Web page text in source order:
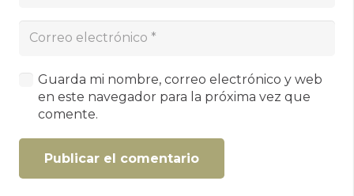
Guarda mi nombre, correo electrónico y web
en este navegador para la próxima vez que
comente.
Publicar el comentario